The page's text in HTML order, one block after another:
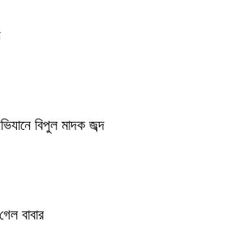
বিপুল মাদক জব্দ
বাবার